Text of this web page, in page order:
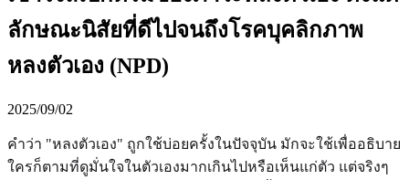
ลักษณะนิสัยที่ดีไปจนถึงโรคบุคลิกภาพ
หลงตัวเอง (NPD)
2025/09/02
คำว่า "หลงตัวเอง" ถูกใช้บ่อยครั้งในปัจจุบัน มักจะใช้เพื่ออธิบาย
ใครก็ตามที่ดูมั่นใจในตัวเองมากเกินไปหรือเห็นแก่ตัว แต่จริงๆ